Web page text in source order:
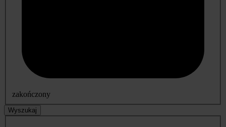
zakończony
Wyszukaj